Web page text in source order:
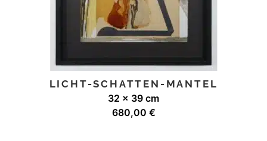
LICHT-SCHATTEN-MANTEL
32 x 39 cm
680,00 €